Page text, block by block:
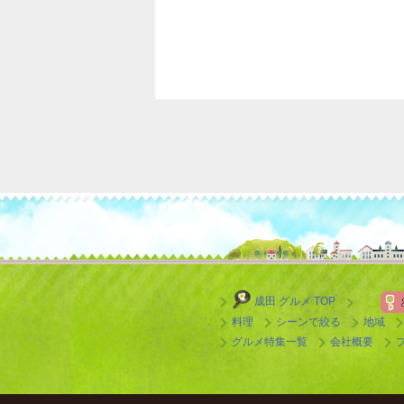
成田 グルメ TOP
料理
シーンで絞る
地域
グルメ特集一覧
会社概要